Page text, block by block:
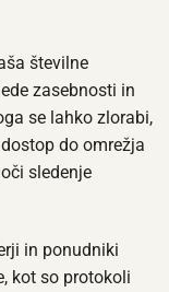
številne
zasebnosti in
se lahko zlorabi,
do omrežja
sledenje
in ponudniki
kot so protokoli